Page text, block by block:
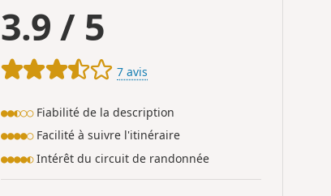
3.9/ 5
7 avis
●●◐○○Fiabilité de la description
●●●●○Facilité à suivre l'itinéraire
●●●●◐Intérêt du circuit de randonnée